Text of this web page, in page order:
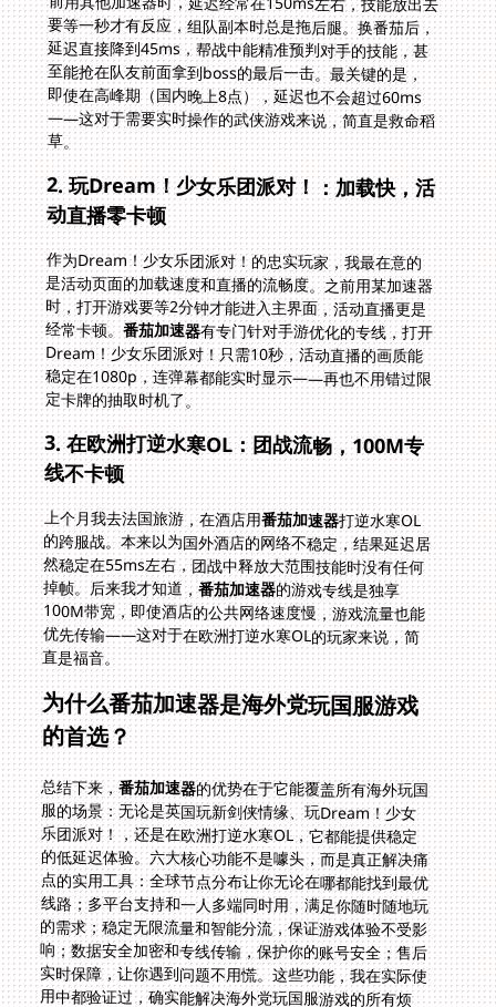
草。
2. 玩Dream！少女乐团派对！：加载快，活
动直播零卡顿
作为Dream！少女乐团派对！的忠实玩家，我最在意的
是活动页面的加载速度和直播的流畅度。之前用某加速器
时，打开游戏要等2分钟才能进入主界面，活动直播更是
经常卡顿。番茄加速器有专门针对手游优化的专线，打开
Dream！少女乐团派对！只需10秒，活动直播的画质能
稳定在1080p，连弹幕都能实时显示——再也不用错过限
定卡牌的抽取时机了。
3. 在欧洲打逆水寒OL：团战流畅，100M专
线不卡顿
上个月我去法国旅游，在酒店用番茄加速器打逆水寒OL
的跨服战。本来以为国外酒店的网络不稳定，结果延迟居
然稳定在55ms左右，团战中释放大范围技能时没有任何
掉帧。后来我才知道，番茄加速器的游戏专线是独享
100M带宽，即使酒店的公共网络速度慢，游戏流量也能
优先传输——这对于在欧洲打逆水寒OL的玩家来说，简
直是福音。
为什么番茄加速器是海外党玩国服游戏
的首选？
总结下来，番茄加速器的优势在于它能覆盖所有海外玩国
服的场景：无论是英国玩新剑侠情缘、玩Dream！少女
乐团派对！，还是在欧洲打逆水寒OL，它都能提供稳定
的低延迟体验。六大核心功能不是噱头，而是真正解决痛
点的实用工具：全球节点分布让你无论在哪都能找到最优
线路；多平台支持和一人多端同时用，满足你随时随地玩
的需求；稳定无限流量和智能分流，保证游戏体验不受影
响；数据安全加密和专线传输，保护你的账号安全；售后
实时保障，让你遇到问题不用慌。这些功能，我在实际使
用中都验证过，确实能解决海外党玩国服游戏的所有烦